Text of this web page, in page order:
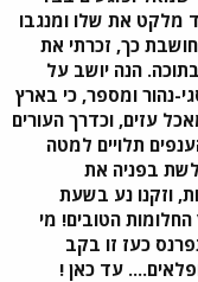
מלקט את שלו ומנגבו
כך, זכרתי את
הנה יושב על
נהור ומספר, כי בארץ
עזים, וכדרך העורים
תלויים למטה
בפניה את
וזקנו נע בשעת
הטובים! מי
כעז זו בקב
עד כאן !